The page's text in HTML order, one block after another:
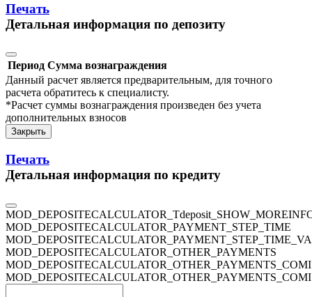
Печать
Детальная информация по депозиту
Период Сумма вознаграждения
Данный расчет является предварительным, для точного
расчета обратитесь к специалисту.
*Расчет суммы вознаграждения произведен без учета
дополнительных взносов
Закрыть
Печать
Детальная информация по кредиту
MOD_DEPOSITECALCULATOR_PAYMENT_STEP_TIME
MOD_DEPOSITECALCULATOR_OTHER_PAYMENTS